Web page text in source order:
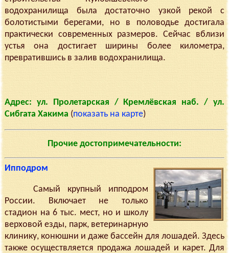
водохранилища была достаточно узкой рекой с
болотистыми берегами, но в половодье достигала
практически современных размеров. Сейчас вблизи
устья она достигает ширины более километра,
превратившись в залив водохранилища.
Адрес: ул. Пролетарская / Кремлёвская наб. / ул.
Сибгата Хакима (показать на карте)
Прочие достопримечательности:
Ипподром
Самый крупный ипподром
России. Включает не только
стадион на 6 тыс. мест, но и школу
верховой езды, парк, ветеринарную
клинику, конюшни и даже бассейн для лошадей. Здесь
также осуществляется продажа лошадей и карет. Для